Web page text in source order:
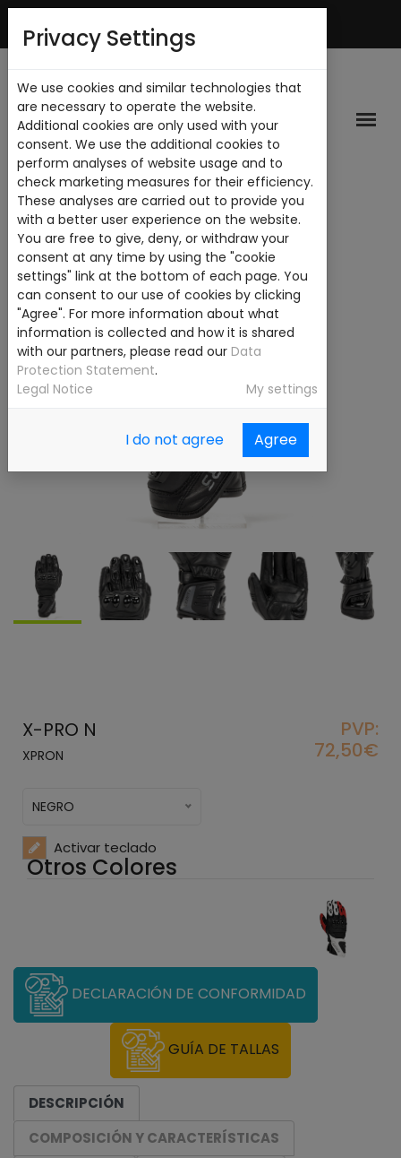
X-PRO N
XPRON
PVP:
72,50€
NEGRO
Activar teclado
Otros Colores
DECLARACIÓN DE CONFORMIDAD
GUÍA DE TALLAS
DESCRIPCIÓN
COMPOSICIÓN Y CARACTERÍSTICAS
Privacy Settings
We use cookies and similar technologies that
are necessary to operate the website.
Additional cookies are only used with your
consent. We use the additional cookies to
perform analyses of website usage and to
check marketing measures for their efficiency.
These analyses are carried out to provide you
with a better user experience on the website.
You are free to give, deny, or withdraw your
consent at any time by using the "cookie
settings" link at the bottom of each page. You
can consent to our use of cookies by clicking
"Agree". For more information about what
information is collected and how it is shared
with our partners, please read our Data
Protection Statement.
Legal Notice
My settings
I do not agree Agree